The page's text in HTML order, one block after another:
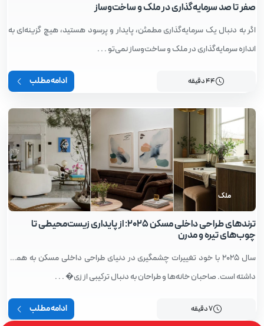
صفر تا صد سرمایه‌گذاری در ملک و ساخت‌وساز
اگر به دنبال یک سرمایه‌گذاری مطمئن، پایدار و پرسود هستید، هیچ گزینه‌ای به
اندازه سرمایه‌گذاری در ملک و ساخت‌وساز نمی‌تو . . .
44 دقیقه ادامه مطلب
ملک
ترندهای طراحی داخلی مسکن ۲۰۲۵: از پایداری زیست‌محیطی تا
چوب‌های تیره و مدرن
سال ۲۰۲۵ با خود تغییرات چشمگیری در دنیای طراحی داخلی مسکن به همراه
داشته است. صاحبان خانه‌ها و طراحان به دنبال ترکیبی از زی� . . .
7 دقیقه ادامه مطلب